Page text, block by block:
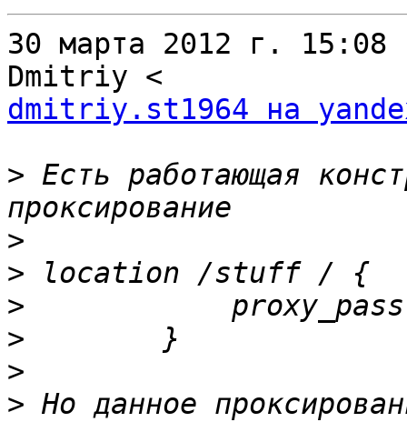
30 марта 2012 г. 15:08
dmitriy.st1964 на
> Есть работающая
>
>
>
>
>
> Но данное